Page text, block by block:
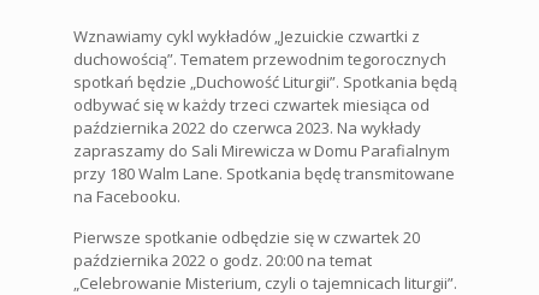
Wznawiamy cykl wykładów „Jezuickie czwartki z
duchowością”. Tematem przewodnim tegorocznych
spotkań będzie „Duchowość Liturgii”. Spotkania będą
odbywać się w każdy trzeci czwartek miesiąca od
października 2022 do czerwca 2023. Na wykłady
zapraszamy do Sali Mirewicza w Domu Parafialnym
przy 180 Walm Lane. Spotkania będę transmitowane
na Facebooku.
Pierwsze spotkanie odbędzie się w czwartek 20
października 2022 o godz. 20:00 na temat
„Celebrowanie Misterium, czyli o tajemnicach liturgii”.